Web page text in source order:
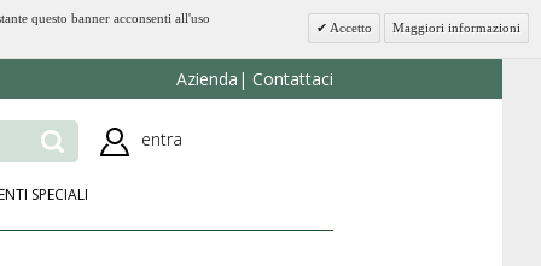
questo banner acconsenti all'uso
Accetto Maggiori informazioni
Azienda Contattaci
entra
SPECIALI